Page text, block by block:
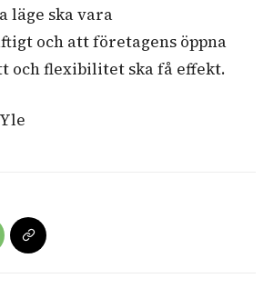
läge ska vara
och att företagens öppna
och flexibilitet ska få effekt.